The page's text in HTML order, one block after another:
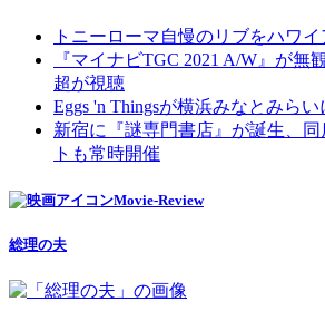
トニーローマ自慢のリブをハワ
『マイナビTGC 2021 A/W』が無
超が視聴
Eggs 'n Thingsが横浜みなとみらい
新宿に『謎専門書店』が誕生、
トも常時開催
Movie-Review
総理の夫